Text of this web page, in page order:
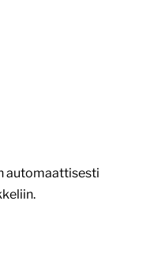
automaattisesti